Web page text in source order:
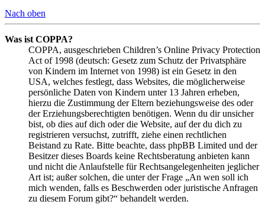
Nach oben
Was ist COPPA?
COPPA, ausgeschrieben Children’s Online Privacy Protection
Act of 1998 (deutsch: Gesetz zum Schutz der Privatsphäre
von Kindern im Internet von 1998) ist ein Gesetz in den
USA, welches festlegt, dass Websites, die möglicherweise
persönliche Daten von Kindern unter 13 Jahren erheben,
hierzu die Zustimmung der Eltern beziehungsweise des oder
der Erziehungsberechtigten benötigen. Wenn du dir unsicher
bist, ob dies auf dich oder die Website, auf der du dich zu
registrieren versuchst, zutrifft, ziehe einen rechtlichen
Beistand zu Rate. Bitte beachte, dass phpBB Limited und der
Besitzer dieses Boards keine Rechtsberatung anbieten kann
und nicht die Anlaufstelle für Rechtsangelegenheiten jeglicher
Art ist; außer solchen, die unter der Frage „An wen soll ich
mich wenden, falls es Beschwerden oder juristische Anfragen
zu diesem Forum gibt?“ behandelt werden.